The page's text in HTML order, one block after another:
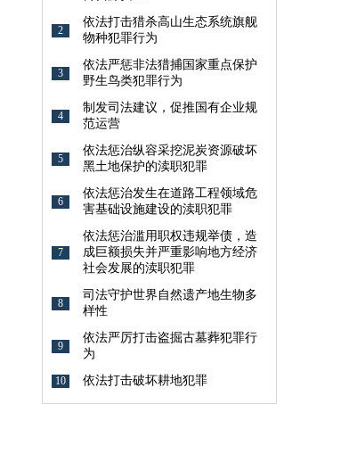
2
依法打击猎杀高山生态系统旗舰
物种犯罪行为
3
依法严惩非法猎捕国家重点保护
野生鸟类犯罪行为
4
制发司法建议，促推国有企业规
范运营
5
依法惩治纵容采挖泥炭资源破坏
黑土地保护的渎职犯罪
6
依法惩治发生在道路工程领域危
害基础设施建设的渎职犯罪
7
依法惩治滥用职权违规举债，造
成巨额损失并严重影响地方经济
社会发展的渎职犯罪
8
司法守护世界自然遗产地生物多
样性
9
依法严厉打击盗掘古墓葬犯罪行
为
10 依法打击破坏耕地犯罪